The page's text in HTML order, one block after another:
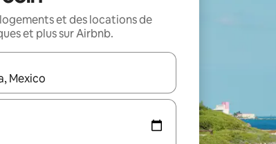
et des locations de
et plus sur Airbnb.
sont affichés, parcourez-les en utilisant les flèches